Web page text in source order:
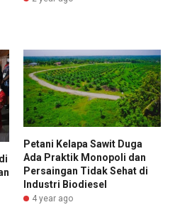
Petani Kelapa Sawit Duga
Ada Praktik Monopoli dan
Persaingan Tidak Sehat di
Industri Biodiesel
4 year ago